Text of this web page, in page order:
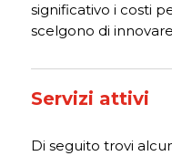
significativo i costi
scelgono di
Servizi attivi
Di seguito trovi